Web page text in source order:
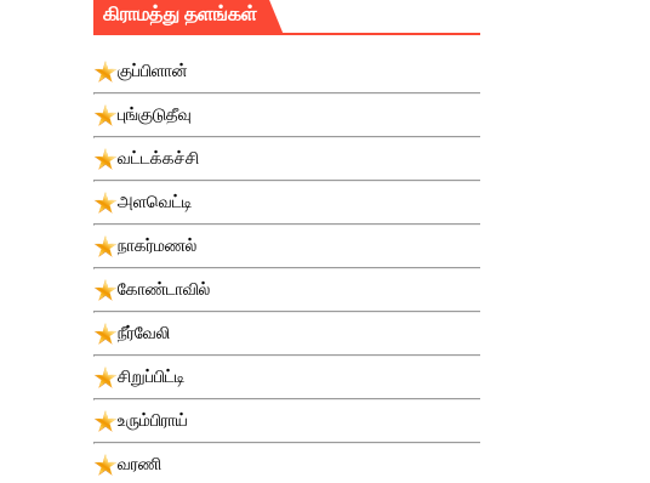
கிராமத்து தளங்கள்
குப்பிளான்
புங்குடுதீவு
வட்டக்கச்சி
அளவெட்டி
நாகர்மணல்
கோண்டாவில்
நீர்வேலி
சிறுப்பிட்டி
உரும்பிராய்
வரணி